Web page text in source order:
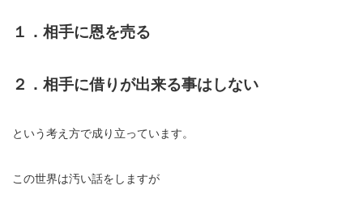
１．相手に恩を売る
２．相手に借りが出来る事はしない
という考え方で成り立っています。
この世界は汚い話をしますが